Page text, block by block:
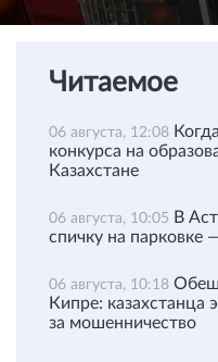
Читаемое
06 августа, 12:08
конкурса на
Казахстане
06 августа, 10:05 В
спичку на парковке
06 августа, 10:18
Кипре: казахстанца
за мошенничество